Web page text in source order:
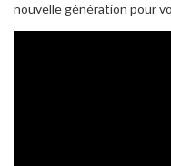
nouvelle génération pour